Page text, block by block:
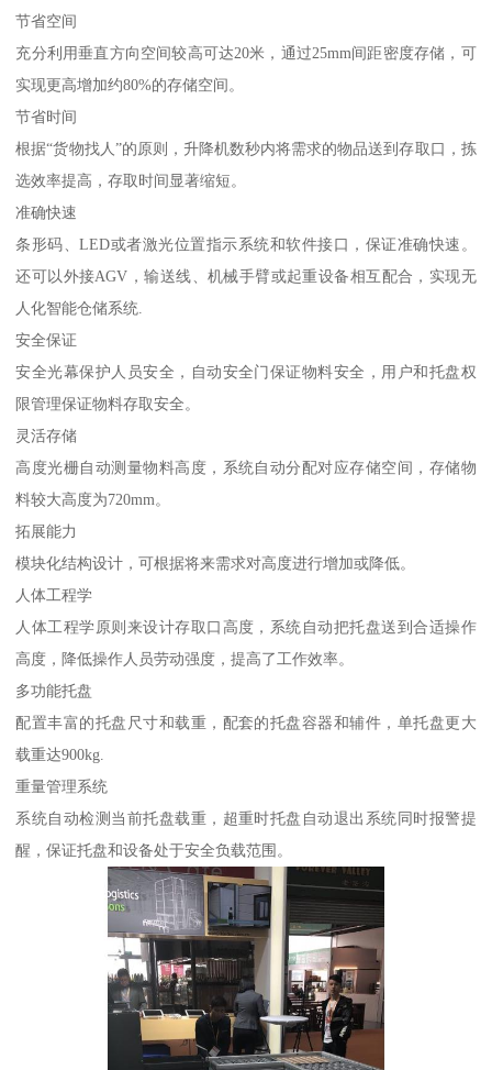
节省空间
充分利用垂直方向空间较高可达20米，通过25mm间距密度存储，可
实现更高增加约80%的存储空间。
节省时间
根据“货物找人”的原则，升降机数秒内将需求的物品送到存取口，拣
选效率提高，存取时间显著缩短。
准确快速
条形码、LED或者激光位置指示系统和软件接口，保证准确快速。
还可以外接AGV，输送线、机械手臂或起重设备相互配合，实现无
人化智能仓储系统.
安全保证
安全光幕保护人员安全，自动安全门保证物料安全，用户和托盘权
限管理保证物料存取安全。
灵活存储
高度光栅自动测量物料高度，系统自动分配对应存储空间，存储物
料较大高度为720mm。
拓展能力
模块化结构设计，可根据将来需求对高度进行增加或降低。
人体工程学
人体工程学原则来设计存取口高度，系统自动把托盘送到合适操作
高度，降低操作人员劳动强度，提高了工作效率。
多功能托盘
配置丰富的托盘尺寸和载重，配套的托盘容器和辅件，单托盘更大
载重达900kg.
重量管理系统
系统自动检测当前托盘载重，超重时托盘自动退出系统同时报警提
醒，保证托盘和设备处于安全负载范围。